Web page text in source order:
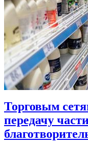
Торговым
передачу